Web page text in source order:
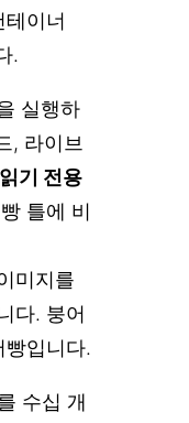
이너
.
실행하
, 라이브
읽기 전용
틀에 비
미지를
다. 붕어
입니다.
수십 개